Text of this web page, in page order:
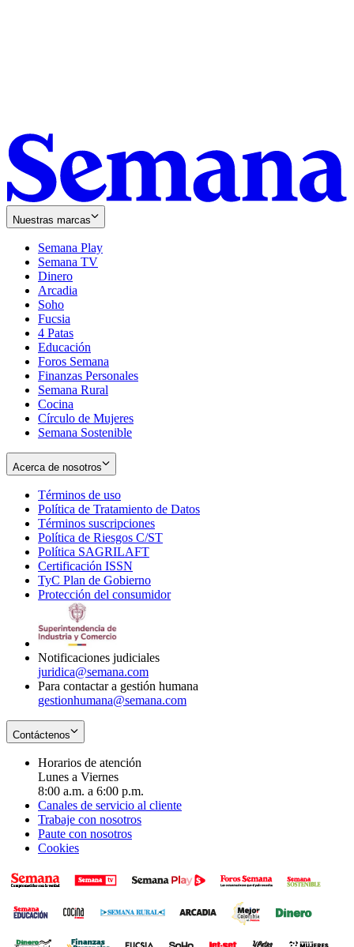
Nuestras marcas
Semana Play
Semana TV
Dinero
Arcadia
Soho
in
new
window
Fucsia
in
new
window
4 Patas
Educación
Foros Semana
Finanzas Personales
Semana Rural
Cocina
Círculo de Mujeres
Semana Sostenible
Acerca de nosotros
Términos de uso
in
new
window
Política de Tratamiento de Datos
Términos suscripciones
in
Política de Riesgos C/ST
Política SAGRILAFT
new
window
Certificación ISSN
in
new
TyC Plan de Gobierno
in
Protección del consumidorOpens
Notificaciones judiciales
juridica@semana.com
Para contactar a gestión humana
gestionhumana@semana.com
Contáctenos
Horarios de atención
Lunes a Viernes
8:00 a.m. a 6:00 p.m.
Canales de servicio al cliente
Trabaje con nosotros
Paute con nosotros
Cookies